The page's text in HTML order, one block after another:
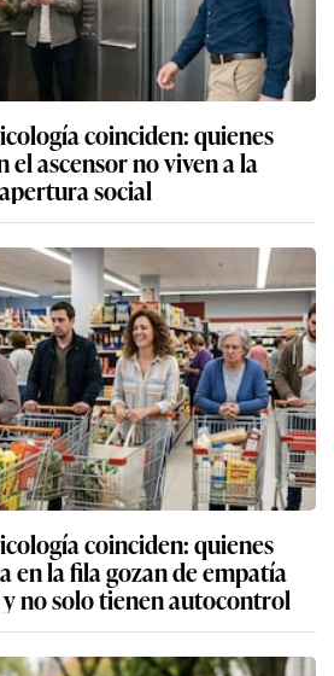
coinciden: quienes
el ascensor no viven a la
social
coinciden: quienes
en la fila gozan de empatía
no solo tienen autocontrol